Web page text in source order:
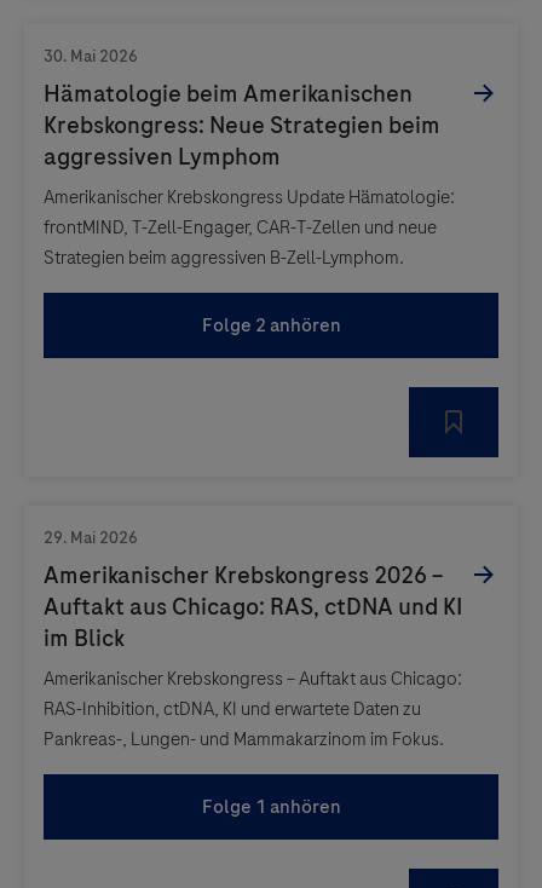
Amerikanischer Krebskongress Update Hämatologie:
frontMIND, T-Zell-Engager, CAR-T-Zellen und neue
Strategien beim aggressiven B-Zell-Lymphom.
Folge 2 anhören
Amerikanischer Krebskongress – Auftakt aus Chicago:
RAS-Inhibition, ctDNA, KI und erwartete Daten zu
Pankreas-, Lungen- und Mammakarzinom im Fokus.
Folge 1 anhören